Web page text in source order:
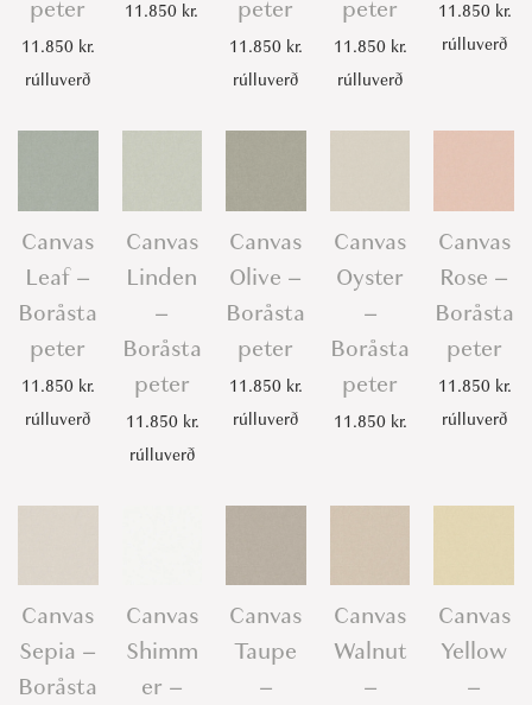
a
n
t
peter
11.850 kr.
rúlluverð
11.850 kr. peter
11.850 kr.
rúlluverð
peter
11.850 kr.
rúlluverð
11.850 kr.
rúlluverð
Canvas
Leaf –
Boråsta
peter
11.850 kr.
rúlluverð
Canvas
Linden
–
Boråsta
peter
11.850 kr.
rúlluverð
Canvas
Olive –
Boråsta
peter
11.850 kr.
rúlluverð
Canvas
Oyster
–
Boråsta
peter
11.850 kr.
Canvas
Rose –
Boråsta
peter
11.850 kr.
rúlluverð
Canvas
Sepia –
Boråsta
Canvas
Shimm
er –
Canvas
Taupe
–
Canvas
Walnut
–
Canvas
Yellow
–